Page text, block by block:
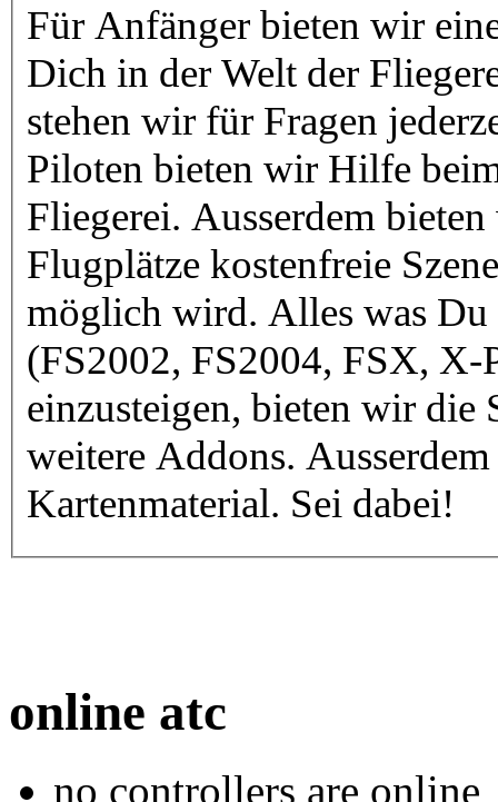
Für Anfänger bieten wir
Dich in der Welt der
stehen wir für Fragen
Piloten bieten wir Hilfe
Fliegerei. Ausserdem
Flugplätze kostenfreie
möglich wird. Alles was
(FS2002, FS2004, FSX, X-
einzusteigen, bieten wir die
weitere Addons.
Kartenmaterial. Sei dabei!
online atc
no controllers are online